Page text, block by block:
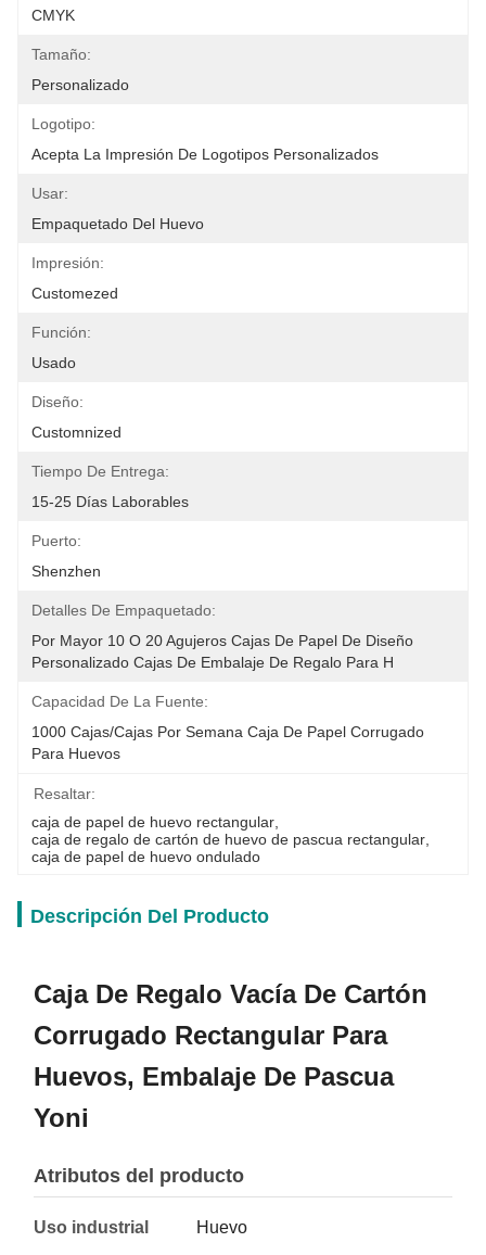
CMYK
Tamaño:
Personalizado
Logotipo:
Acepta La Impresión De Logotipos Personalizados
Usar:
Empaquetado Del Huevo
Impresión:
Customezed
Función:
Usado
Diseño:
Customnized
Tiempo De Entrega:
15-25 Días Laborables
Puerto:
Shenzhen
Detalles De Empaquetado:
Por Mayor 10 O 20 Agujeros Cajas De Papel De Diseño
Personalizado Cajas De Embalaje De Regalo Para H
Capacidad De La Fuente:
1000 Cajas/cajas Por Semana Caja De Papel Corrugado
Para Huevos
Resaltar:
caja de papel de huevo rectangular
caja de regalo de cartón de huevo de pascua rectangular
caja de papel de huevo ondulado
Descripción Del Producto
Caja De Regalo Vacía De Cartón
Corrugado Rectangular Para
Huevos, Embalaje De Pascua
Yoni
Atributos del producto
Uso industrial Huevo